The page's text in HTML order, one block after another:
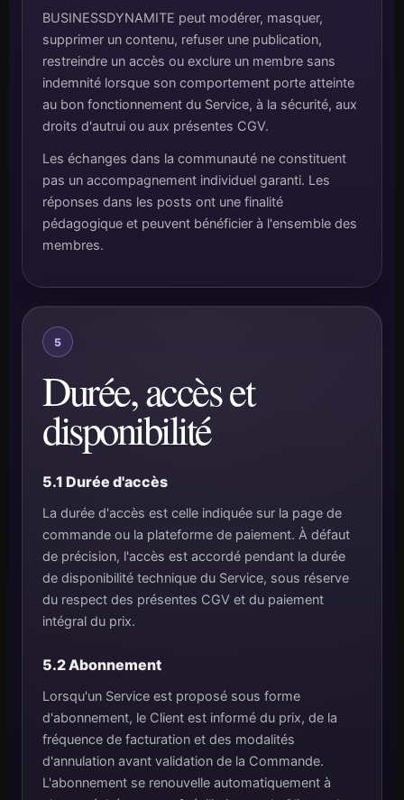
BUSINESSDYNAMITE peut modérer, masquer,
supprimer un contenu, refuser une publication,
restreindre un accès ou exclure un membre sans
indemnité lorsque son comportement porte atteinte
au bon fonctionnement du Service, à la sécurité, aux
droits d'autrui ou aux présentes CGV.
Les échanges dans la communauté ne constituent
pas un accompagnement individuel garanti. Les
réponses dans les posts ont une finalité
pédagogique et peuvent bénéficier à l'ensemble des
membres.
5
Durée, accès et
disponibilité
5.1 Durée d'accès
La durée d'accès est celle indiquée sur la page de
commande ou la plateforme de paiement. À défaut
de précision, l'accès est accordé pendant la durée
de disponibilité technique du Service, sous réserve
du respect des présentes CGV et du paiement
intégral du prix.
5.2 Abonnement
Lorsqu'un Service est proposé sous forme
d'abonnement, le Client est informé du prix, de la
fréquence de facturation et des modalités
d'annulation avant validation de la Commande.
L'abonnement se renouvelle automatiquement à